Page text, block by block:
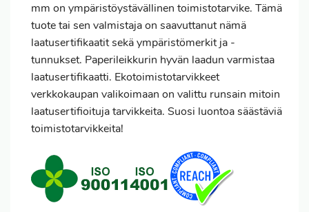
mm on ympäristöystävällinen toimistotarvike. Tämä
tuote tai sen valmistaja on saavuttanut nämä
laatusertifikaatit sekä ympäristömerkit ja -
tunnukset. Paperileikkurin hyvän laadun varmistaa
laatusertifikaatti. Ekotoimistotarvikkeet
verkkokaupan valikoimaan on valittu runsain mitoin
laatusertifioituja tarvikkeita. Suosi luontoa säästäviä
toimistotarvikkeita!